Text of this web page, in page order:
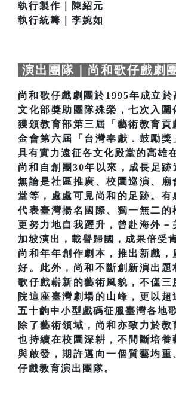
執行製作｜陳紹元
執行統籌｜李婉如
演出團隊｜尚和歌仔戲劇團
尚和歌仔戲劇團於1995年成立於
文化部獎助團隊殊榮，七次入圍
獲頒教育部第三屆「藝術教育貢
金會第六屆「台灣奉獻．鼓勵獎
具有實力遠征各文化殿堂的高雄
尚和自創團30年以來，成長足跡
無論是社區推廣、校園巡演、廟
堂等，處處可見尚和的足跡。有
代表臺灣揚名國際、獨一無二的
更努力地自我躍升，曾赴海外－
加坡演出，載譽歸國，成果倍受
尚和年年創作劇本，推出新戲，
好。此外，尚和不斷創新演出題
歌仔戲嶄新的藝術風貌，不僅三
院這座臺灣劇場的山峰，更以超
五十齣中小型戲碼征服臺灣各地
除了藝術領域，尚和亦致力於教
也持續在校園深耕，不間斷培養
與啟發，期許邁向一個質藝均重
仔戲教育演出團隊。